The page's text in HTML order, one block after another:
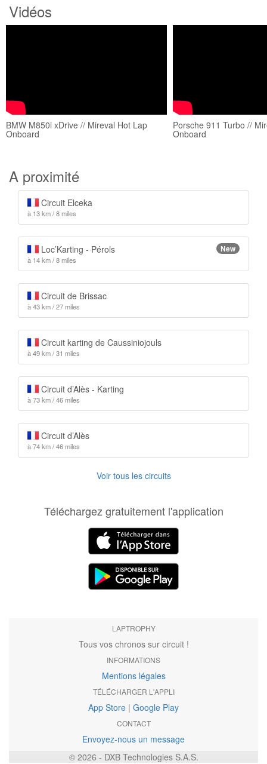
Vidéos
BMW M850i xDrive // Mireval Hot Lap
Onboard
Porsche 911 Turbo //
Onboard
A proximité
Circuit Elceka
à 13 km / 8 miles
Loc’Karting - Pérols New
à 14 km / 8 miles
Circuit de Brissac
à 43 km / 27 miles
Circuit karting de Caussiniojouls
à 49 km / 31 miles
Circuit d’Alès - Karting
à 73 km / 46 miles
Circuit d’Alès
à 74 km / 46 miles
Voir tous les circuits
Téléchargez gratuitement l'application
LAPTROPHY
Tous vos chronos sur circuit !
INFORMATIONS
Mentions légales
TÉLÉCHARGER L'APPLI
App Store | Google Play
CONTACT
Envoyez-nous un message
© 2026 - DXB Technologies S.A.S.